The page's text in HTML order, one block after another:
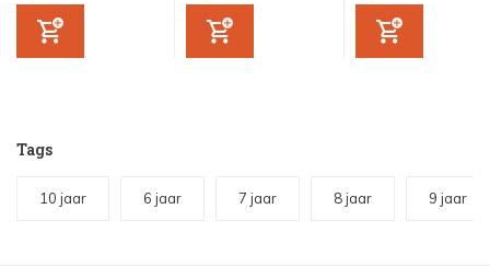
Tags
10 jaar 6 jaar 7 jaar 8 jaar 9 jaar